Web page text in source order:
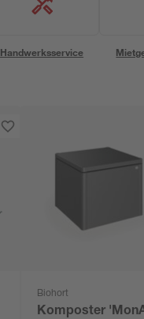
Handwerksservice
Biohort
Komposter